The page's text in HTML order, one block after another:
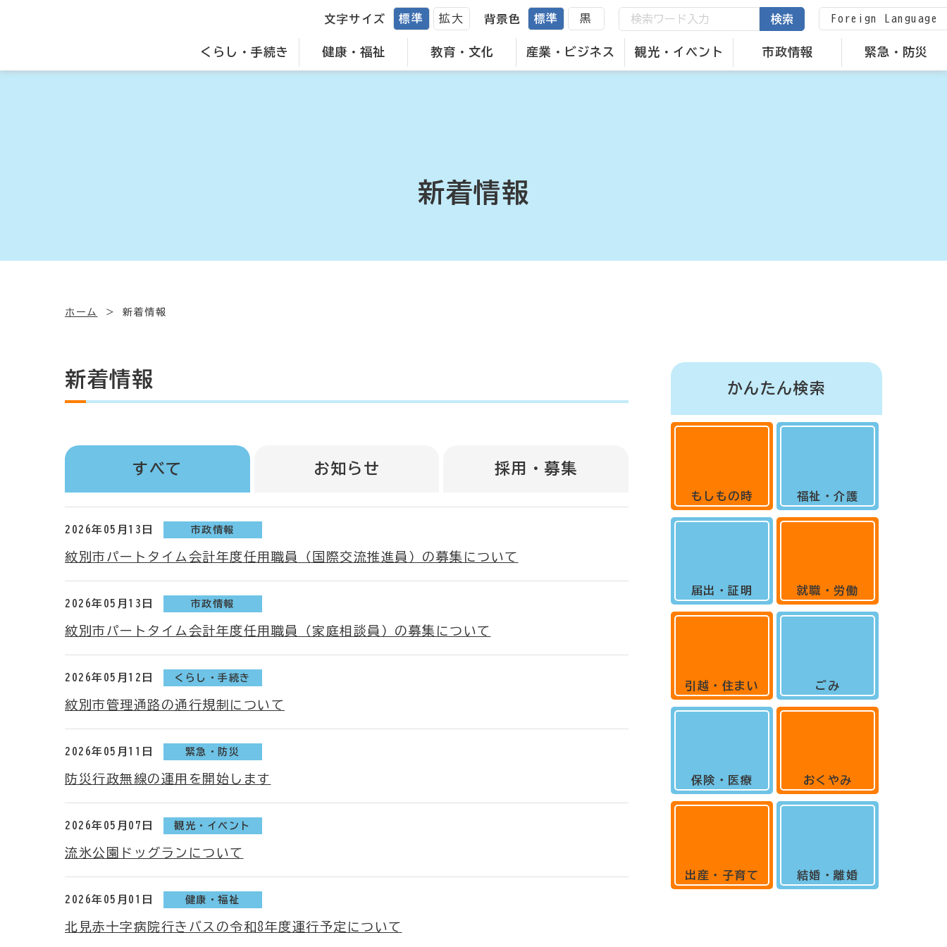
くらし・手続き 健康・福祉 教育・文化 産業・ビジネス 観光・イベント 市政情報 緊急・防災
文字サイズ 標準 拡大 背景色 標準 黒 検索 Foreign Language
新着情報
ホーム 新着情報
新着情報
すべて お知らせ 採用・募集
2026年05月13日 市政情報
紋別市パートタイム会計年度任用職員（国際交流推進員）の募集について
2026年05月13日 市政情報
紋別市パートタイム会計年度任用職員（家庭相談員）の募集について
2026年05月12日 くらし・手続き
紋別市管理通路の通行規制について
2026年05月11日 緊急・防災
防災行政無線の運用を開始します
2026年05月07日 観光・イベント
流氷公園ドッグランについて
2026年05月01日 健康・福祉
北見赤十字病院行きバスの令和8年度運行予定について
かんたん検索
もしもの時
届出・証明
引越・住まい
保険・医療
出産・子育て
福祉・介護
就職・労働
ごみ
おくやみ
結婚・離婚